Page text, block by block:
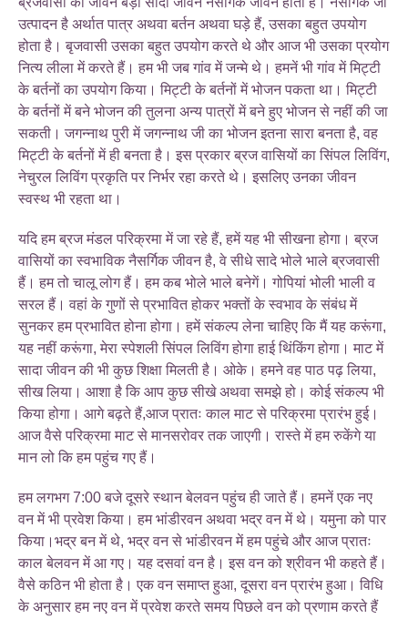
उत्पादन है अर्थात पात्र अथवा बर्तन अथवा घड़े हैं, उसका बहुत उपयोग
होता है। बृजवासी उसका बहुत उपयोग करते थे और आज भी उसका प्रयोग
नित्य लीला में करते हैं। हम भी जब गांव में जन्मे थे। हमनें भी गांव में मिट्टी
के बर्तनों का उपयोग किया। मिट्टी के बर्तनों में भोजन पकता था। मिट्टी
के बर्तनों में बने भोजन की तुलना अन्य पात्रों में बने हुए भोजन से नहीं की जा
सकती। जगन्नाथ पुरी में जगन्नाथ जी का भोजन इतना सारा बनता है, वह
मिट्टी के बर्तनों में ही बनता है। इस प्रकार ब्रज वासियों का सिंपल लिविंग,
नेचुरल लिविंग प्रकृति पर निर्भर रहा करते थे। इसलिए उनका जीवन
स्वस्थ भी रहता था।
यदि हम ब्रज मंडल परिक्रमा में जा रहे हैं, हमें यह भी सीखना होगा। ब्रज
वासियों का स्वभाविक नैसर्गिक जीवन है, वे सीधे सादे भोले भाले ब्रजवासी
हैं। हम तो चालू लोग हैं। हम कब भोले भाले बनेगें। गोपियां भोली भाली व
सरल हैं। वहां के गुणों से प्रभावित होकर भक्तों के स्वभाव के संबंध में
सुनकर हम प्रभावित होना होगा। हमें संकल्प लेना चाहिए कि मैं यह करूंगा,
यह नहीं करूंगा, मेरा स्पेशली सिंपल लिविंग होगा हाई थिंकिंग होगा। माट में
सादा जीवन की भी कुछ शिक्षा मिलती है। ओके। हमने वह पाठ पढ़ लिया,
सीख लिया। आशा है कि आप कुछ सीखे अथवा समझे हो। कोई संकल्प भी
किया होगा। आगे बढ़ते हैं,आज प्रातः काल माट से परिक्रमा प्रारंभ हुई।
आज वैसे परिक्रमा माट से मानसरोवर तक जाएगी। रास्ते में हम रुकेंगे या
मान लो कि हम पहुंच गए हैं।
हम लगभग 7:00 बजे दूसरे स्थान बेलवन पहुंच ही जाते हैं। हमनें एक नए
वन में भी प्रवेश किया। हम भांडीरवन अथवा भद्र वन में थे। यमुना को पार
किया।भद्र बन में थे, भद्र वन से भांडीरवन में हम पहुंचे और आज प्रातः
काल बेलवन में आ गए। यह दसवां वन है। इस वन को श्रीवन भी कहते हैं।
वैसे कठिन भी होता है। एक वन समाप्त हुआ, दूसरा वन प्रारंभ हुआ। विधि
के अनुसार हम नए वन में प्रवेश करते समय पिछले वन को प्रणाम करते हैं